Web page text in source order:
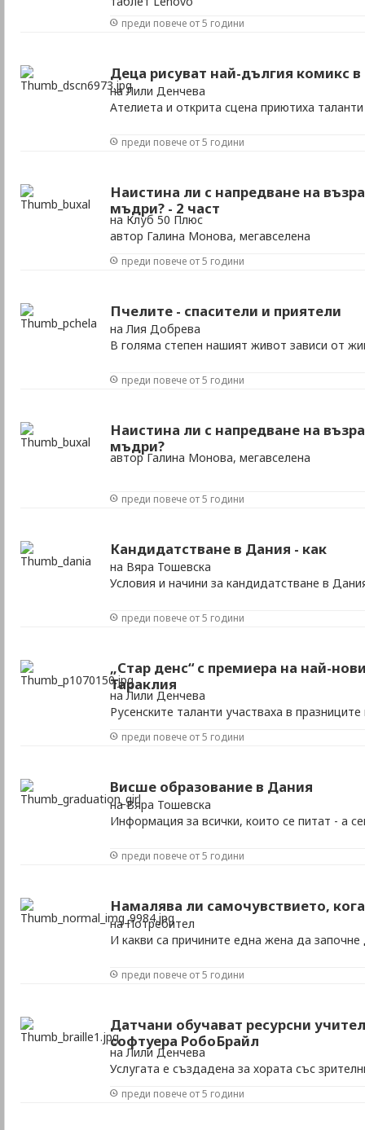
преди повече от 5 години
Деца рисуват най-дългия комикс в
на Лили Денчева
Ателиета и открита сцена приютиха
преди повече от 5 години
Наистина ли с напредване на
мъдри? - 2 част
на Клуб 50 Плюс
автор Галина Монова, мегавселена
преди повече от 5 години
Пчелите - спасители и приятели
на Лия Добрева
В голяма степен нашият живот зависи от
преди повече от 5 години
Наистина ли с напредване на
мъдри?
автор Галина Монова, мегавселена
преди повече от 5 години
Кандидатстване в Дания - как
на Вяра Тошевска
Условия и начини за кандидатстване в
преди повече от 5 години
„Стар денс“ с премиера на най-
Тараклия
на Лили Денчева
Русенските таланти участваха в
преди повече от 5 години
Висше образование в Дания
на Вяра Тошевска
Информация за всички, които се питат - а
преди повече от 5 години
Намалява ли самочувствието,
на Потребител
И какви са причините една жена да
преди повече от 5 години
Датчани обучават ресурсни
софтуера РобоБрайл
на Лили Денчева
Услугата е създадена за хората със
на всички езици
преди повече от 5 години